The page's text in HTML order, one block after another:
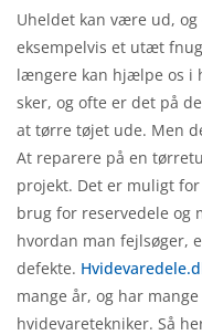
Uheldet kan være ud,
eksempelvis et utæt
længere kan hjælpe os i
sker, og ofte er det på
at tørre tøjet ude. Men
At reparere på en
projekt. Det er muligt
brug for reservedele og
hvordan man fejlsøger,
defekte.
mange år, og har
hvidevaretekniker. Så